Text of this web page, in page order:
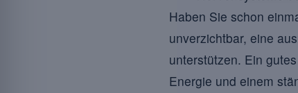
Haben Sie schon
unverzichtbar, eine
unterstützen. Ein
Energie und einem